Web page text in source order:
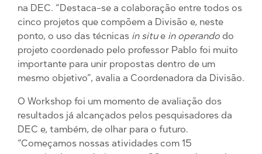
na DEC. “Destaca-se a colaboração entre todos os
cinco projetos que compõem a Divisão e, neste
ponto, o uso das técnicas in situe in operando do
projeto coordenado pelo professor Pablo foi muito
importante para unir propostas dentro de um
mesmo objetivo”, avalia a Coordenadora da Divisão.
O Workshop foi um momento de avaliação dos
resultados já alcançados pelos pesquisadores da
DEC e, também, de olhar para o futuro.
“Começamos nossas atividades com 15